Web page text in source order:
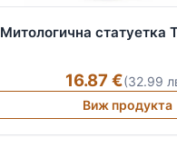
Митологична статуетка
16.87 €(32.99
Виж продукта